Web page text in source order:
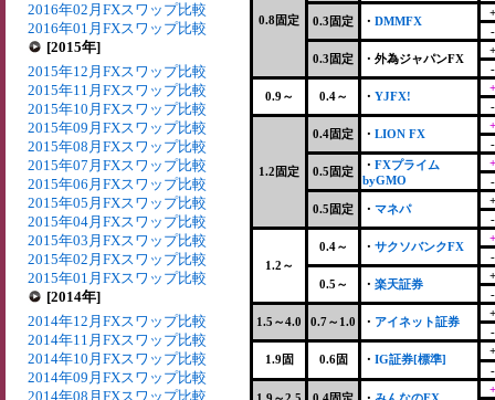
2016年02月FXスワップ比較
2016年01月FXスワップ比較
[2015年]
2015年12月FXスワップ比較
2015年11月FXスワップ比較
2015年10月FXスワップ比較
2015年09月FXスワップ比較
2015年08月FXスワップ比較
2015年07月FXスワップ比較
2015年06月FXスワップ比較
2015年05月FXスワップ比較
2015年04月FXスワップ比較
2015年03月FXスワップ比較
2015年02月FXスワップ比較
2015年01月FXスワップ比較
[2014年]
2014年12月FXスワップ比較
2014年11月FXスワップ比較
2014年10月FXスワップ比較
2014年09月FXスワップ比較
2014年08月FXスワップ比較
0.8固定 0.3固定 ・ DMMFX
0.3固定 ・ 外為ジャパンFX
0.9～ 0.4～ ・ YJFX!
1.2固定
0.4固定 ・ LION FX
0.5固定 ・ FXプライム
byGMO
0.5固定 ・ マネパ
1.2～
0.4～ ・ サクソバンクFX
0.5～ ・ 楽天証券
1.5～4.0 0.7～1.0 ・ アイネット証券
1.9固 0.6固 ・ IG証券[標準]